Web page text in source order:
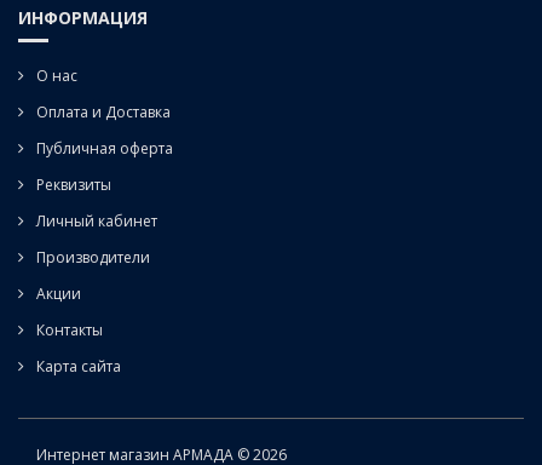
ИНФОРМАЦИЯ
О нас
Оплата и Доставка
Публичная оферта
Реквизиты
Личный кабинет
Производители
Акции
Контакты
Карта сайта
Интернет магазин АРМАДА © 2026